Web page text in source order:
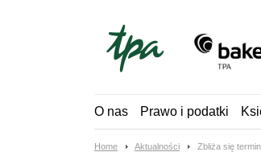
O nas Prawo i podatki
Home Aktualności Zbliża się